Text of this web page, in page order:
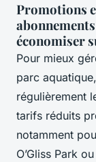
Promotions
économiser
Pour mieux
parc
régulièrement
tarifs réduits
notamment
O’Gliss Park